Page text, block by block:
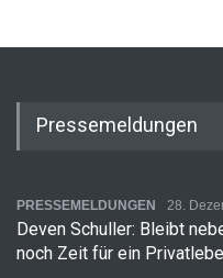
Pressemeldungen
PRESSEMELDUNGEN 28.
Deven Schuller: Bleibt
noch Zeit für ein